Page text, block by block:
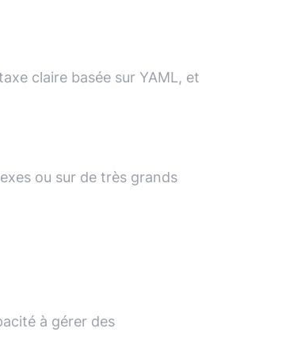
claire basée sur YAML, et
ou sur de très grands
à gérer des